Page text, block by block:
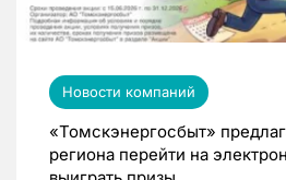
Новости компаний
«Томскэнергосбыт»
региона перейти на